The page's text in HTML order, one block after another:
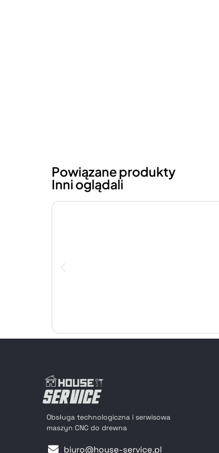
Powiązane produkty
Inni oglądali
Obsługa technologiczna i serwisowa
maszyn CNC do drewna
biuro@house-service.pl